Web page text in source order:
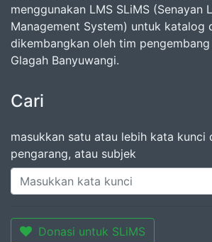
menggunakan LMS SLiMS (Senayan
Management System) untuk katalog
dikembangkan oleh tim pengembang
Glagah Banyuwangi.
Cari
masukkan satu atau lebih kata kunci
pengarang, atau subjek
Donasi untuk SLiMS